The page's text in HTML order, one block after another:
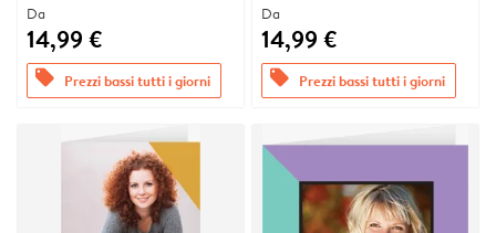
Da
14,99 €
offers Prezzi bassi tutti i giorni
Da
14,99 €
offers Prezzi bassi tutti i giorni